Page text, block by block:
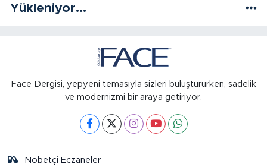
Yükleniyor...
Face Dergisi, yepyeni temasıyla sizleri buluştururken, sadelik
ve modernizmi bir araya getiriyor.
Nöbetçi Eczaneler